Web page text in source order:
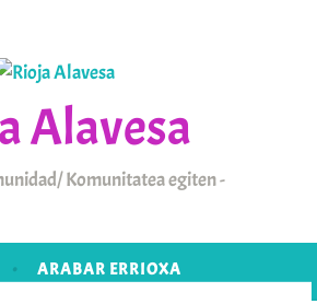
Alavesa
Komunitatea egiten
ARABAR ERRIOXA